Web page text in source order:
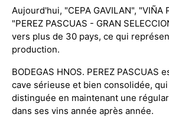
Aujourd'hui, "CEPA GAVILAN", "VIÑA
"PEREZ PASCUAS - GRAN
vers plus de 30 pays, ce qui
production.
BODEGAS HNOS. PEREZ PASCUAS
cave sérieuse et bien consolidée,
distinguée en maintenant une
dans ses vins année après année.